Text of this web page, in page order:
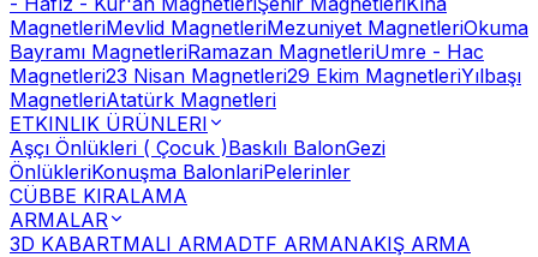
MagnetleriMevlid MagnetleriMezuniyet MagnetleriOkuma
Bayramı MagnetleriRamazan MagnetleriUmre - Hac
Magnetleri23 Nisan Magnetleri29 Ekim MagnetleriYılbaşı
MagnetleriAtatürk Magnetleri
ETKINLIK ÜRÜNLERI
Aşçı Önlükleri ( Çocuk )Baskılı BalonGezi
ÖnlükleriKonuşma BalonlariPelerinler
CÜBBE KIRALAMA
ARMALAR
3D KABARTMALI ARMADTF ARMANAKIŞ ARMA